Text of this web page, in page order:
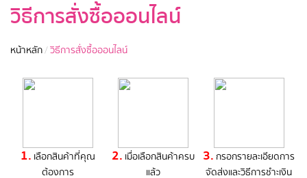
วิธีการสั่งซื้อออนไลน์
หน้าหลัก /วิธีการสั่งซื้อออนไลน์
1. เลือกสินค้าที่คุณ
ต้องการ
2. เมื่อเลือกสินค้าครบ
แล้ว
3. กรอกรายละเอียดการ
จัดส่งและวิธีการชำะเงิน